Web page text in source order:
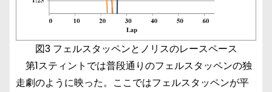
図3 フェルスタッペンとノリスのレースペース
第1スティントでは普段通りのフェルスタッペンの独
走劇のように映った。ここではフェルスタッペンが平